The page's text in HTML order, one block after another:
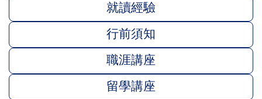
就讀經驗
行前須知
職涯講座
留學講座